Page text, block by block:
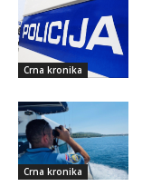
Crna kronika
Crna kronika